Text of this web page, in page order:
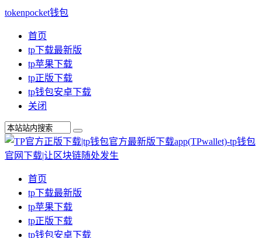
tokenpocket钱包
首页
tp下载最新版
tp苹果下载
tp正版下载
tp钱包安卓下载
关闭
首页
tp下载最新版
tp苹果下载
tp正版下载
tp钱包安卓下载